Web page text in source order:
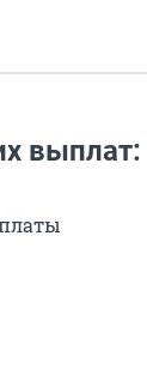
выплат: